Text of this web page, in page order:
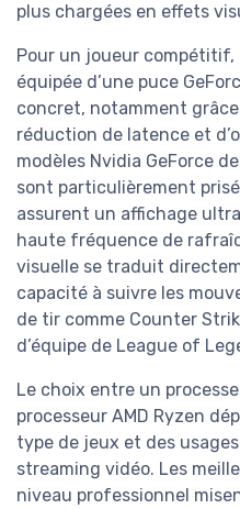
plus chargées en effets
Pour un joueur
équipée d’une puce
concret, notamment
réduction de latence et
modèles Nvidia GeForce
sont particulièrement
assurent un affichage
haute fréquence de
visuelle se traduit
capacité à suivre les
de tir comme Counter
d’équipe de League of
Le choix entre un
processeur AMD Ryzen
type de jeux et des
streaming vidéo. Les
niveau professionnel